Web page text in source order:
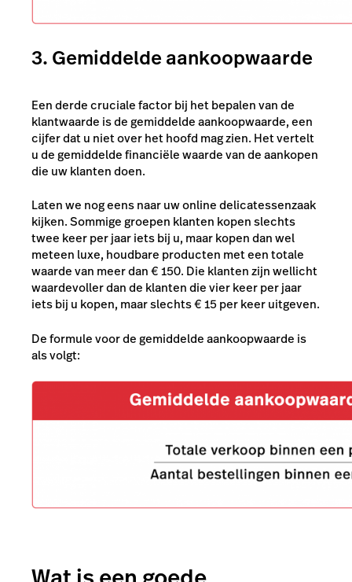
3. Gemiddelde aankoopwaarde
Een derde cruciale factor bij het bepalen van de
klantwaarde is de gemiddelde aankoopwaarde, een
cijfer dat u niet over het hoofd mag zien. Het vertelt
u de gemiddelde financiële waarde van de aankopen
die uw klanten doen.
Laten we nog eens naar uw online delicatessenzaak
kijken. Sommige groepen klanten kopen slechts
twee keer per jaar iets bij u, maar kopen dan wel
meteen luxe, houdbare producten met een totale
waarde van meer dan€150. Die klanten zijn wellicht
waardevoller dan de klanten die vier keer per jaar
iets bij u kopen, maar slechts€15 per keer uitgeven.
De formule voor de gemiddelde aankoopwaarde is
als volgt: